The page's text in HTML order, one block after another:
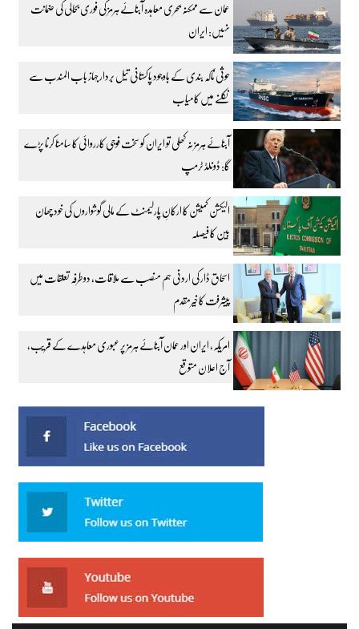
عمان سے ممکنہ بحری معاہدہ آبنائے ہرمز کی فوری بحالی کی ضمانت
نہیں: ایران
حوثی ناکہ بندی کے باوجود پاکستانی تیل بردار جہاز باب المندب سے
نکلنے میں کامیاب
آبنائے ہرمز نہ کھلی تو ایران کو سخت فوجی کارروائی کا سامنا کرنا پڑے
گا: ڈونلڈ ٹرمپ
الیکشن کمیشن کا ارکانِ پارلیمنٹ کے مالی گوشواروں کی خود چھان
بین کا فیصلہ
اسحاق ڈار کی اردنی ہم منصب سے ملاقات، دوطرفہ تعلقات میں
پیشرفت کا خیرمقدم
امریکہ، ایران اور عمان آبنائے ہرمز پر عبوری معاہدے کے قریب،
آج اعلان متوقع